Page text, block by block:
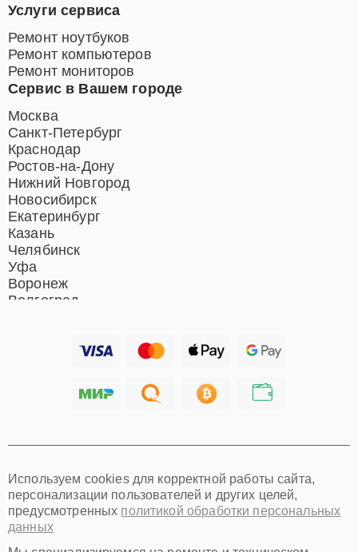
Сервис в Вашем городе
Москва
Санкт-Петербург
Краснодар
Ростов-на-Дону
Нижний Новгород
Новосибирск
Екатеринбург
Казань
Челябинск
Уфа
Воронеж
Волгоград
Хабаровск
Омск
Красноярск
Пермь
Ульяновск
Услуги сервиса
Ремонт ноутбуков
Ремонт компьютеров
Ремонт мониторов
Используем cookies для корректной работы сайта,
персонализации пользователей и других целей,
предусмотренных политикой обработки персональных
данных